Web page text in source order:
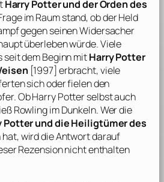
Harry Potter und der Orden des
im Raum stand, ob der Held
gegen seinen Widersacher
überleben würde. Viele
dem Beginn mitHarry Potter
[1997] erbracht, viele
sich oder fielen den
Ob Harry Potter selbst auch
Rowlingim Dunkeln. Wer die
Potter und die Heiligtümer des
wird die Antwort darauf
Rezension nicht enthalten